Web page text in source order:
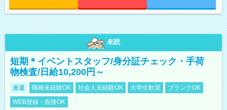
未読
短期＊イベントスタッフ/身分証チェック・手荷
物検査/日給10,200円～
派遣 職種未経験OK 社会人未経験OK 大学生歓迎
ブランクOK
WEB登録・面接OK